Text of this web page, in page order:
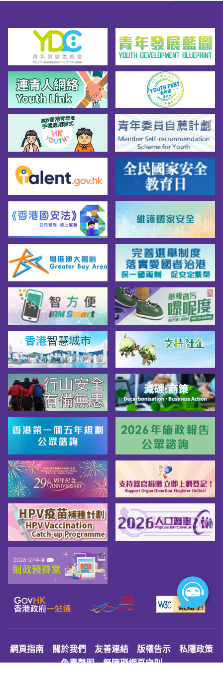
網頁指南 關於我們 友善連結 版權告示
私隱政策
免責聲明
無障礙網頁守則